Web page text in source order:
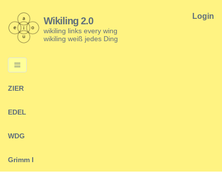
Wikiling 2.0
wikiling links every wing
wikiling weiß jedes Ding
Login
ZIER
EDEL
WDG
Grimm I